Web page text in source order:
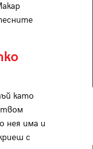
като
нея има и
с